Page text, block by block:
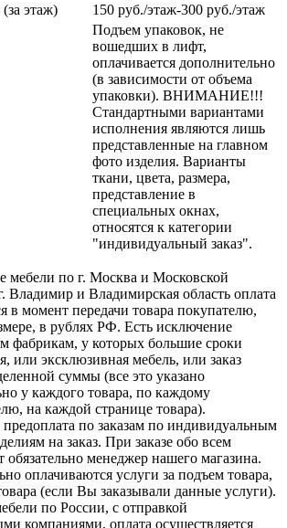
этаж)
150 руб./этаж-300 руб./этаж
Подъем упаковок, не
вошедших в лифт,
оплачивается дополнительно
(в зависимости от объема
упаковки). ВНИМАНИЕ!!!
Стандартными вариантами
исполнения являются лишь
представленные на главном
фото изделия. Варианты
ткани, цвета, размера,
представление в
специальных окнах,
относятся к категории
"индивидуальный заказ".
мебели по г. Москва и Московской
Владимир и Владимирская область оплата
в момент передачи товара покупателю,
в рублях РФ. Есть исключение
фабрикам, у которых большие сроки
или эксклюзивная мебель, или заказ
суммы (все это указано
у каждого товара, по каждому
на каждой странице товара).
предоплата по заказам по индивидуальным
на заказ. При заказе обо всем
менеджер нашего магазина.
оплачиваются услуги за подъем товара,
(если Вы заказывали данные услуги).
по России, с отправкой
компаниями, оплата осуществляется